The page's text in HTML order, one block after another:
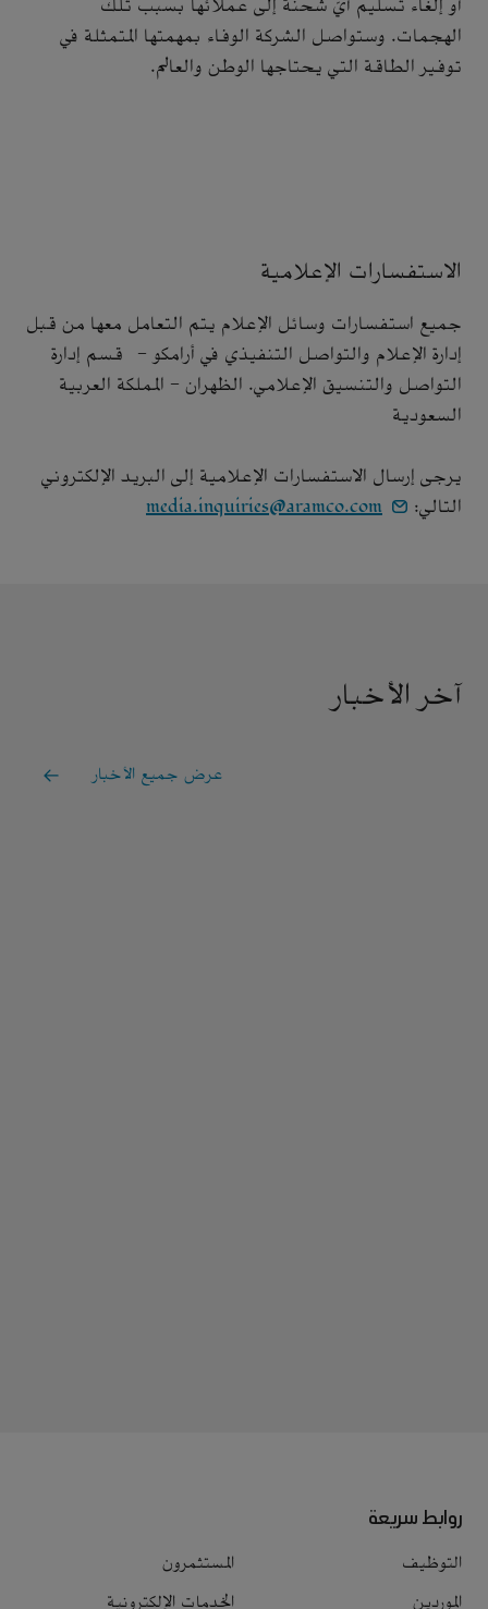
أو إلغاء تسليم أيّ شحنة إلى عملائها بسبب تلك
الهجمات. وستواصل الشركة الوفاء بمهمتها المتمثلة في
توفير الطاقة التي يحتاجها الوطن والعالم.
الاستفسارات الإعلامية
جميع استفسارات وسائل الإعلام يتم التعامل معها من قبل
إدارة الإعلام والتواصل التنفيذي في أرامكو - قسم إدارة
التواصل والتنسيق الإعلامي. الظهران - المملكة العربية
السعودية
يرجى إرسال الاستفسارات الإعلامية إلى البريد الإلكتروني
التالي:
media.inquiries@aramco.com
آخر الأخبار
عرض جميع الأخبار
روابط سريعة
التوظيف
المستثمرون
الموردين
الخدمات الإلكترونية